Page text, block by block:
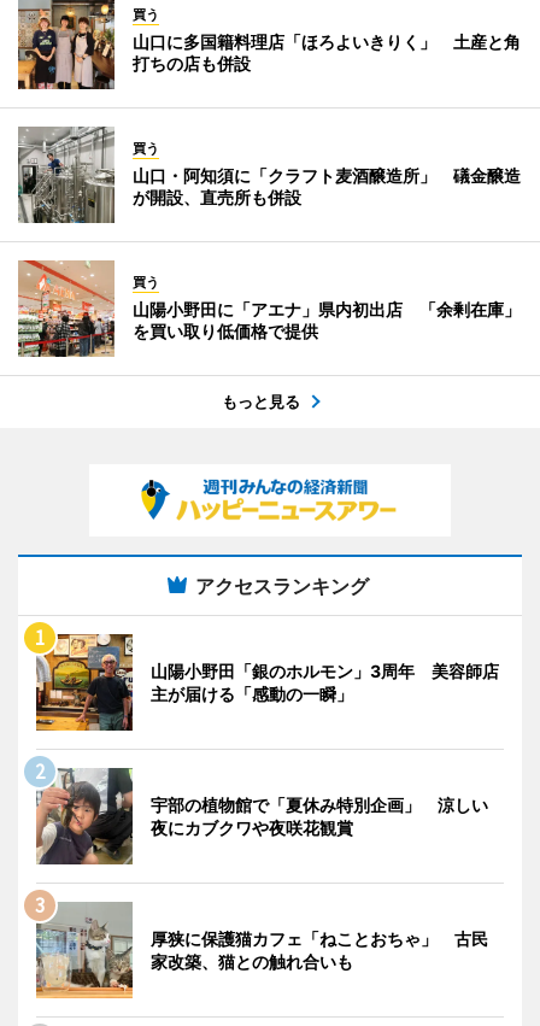
買う
山口に多国籍料理店「ほろよいきりく」 土産と角
打ちの店も併設
買う
山口・阿知須に「クラフト麦酒醸造所」 礒金醸造
が開設、直売所も併設
買う
山陽小野田に「アエナ」県内初出店 「余剰在庫」
を買い取り低価格で提供
もっと見る
アクセスランキング
山陽小野田「銀のホルモン」3周年 美容師店
主が届ける「感動の一瞬」
宇部の植物館で「夏休み特別企画」 涼しい
夜にカブクワや夜咲花観賞
厚狭に保護猫カフェ「ねことおちゃ」 古民
家改築、猫との触れ合いも